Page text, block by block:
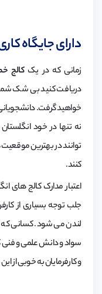
دارای جایگاه
زمانی که در یککالج
دریافت کنید بی شک شما
خواهید گرفت.
نه تنها در خود
توانند در بهترین
کنند.
اعتبار مدارک کالج های
جلب توجه بسیاری از
لندن می شود. کسانی که
سواد و دانش علمی و فنی
و کارفرمایان به خوبی از